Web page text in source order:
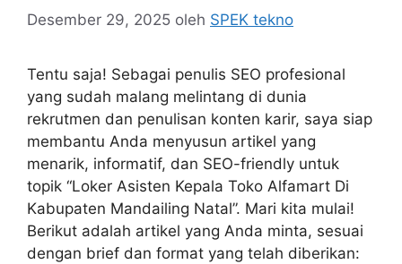
Desember 29, 2025 oleh SPEK tekno
Tentu saja! Sebagai penulis SEO profesional
yang sudah malang melintang di dunia
rekrutmen dan penulisan konten karir, saya siap
membantu Anda menyusun artikel yang
menarik, informatif, dan SEO-friendly untuk
topik “Loker Asisten Kepala Toko Alfamart Di
Kabupaten Mandailing Natal”. Mari kita mulai!
Berikut adalah artikel yang Anda minta, sesuai
dengan brief dan format yang telah diberikan: